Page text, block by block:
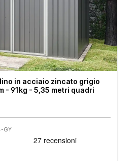
in acciaio zincato grigio
- 91kg - 5,35 metri quadri
GY